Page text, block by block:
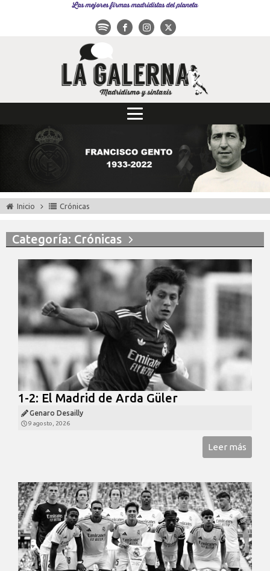
Las mejores firmas madridistas del planeta
Inicio Crónicas
Categoría: Crónicas
1-2: El Madrid de Arda Güler
Genaro Desailly
9 agosto, 2026
Leer más